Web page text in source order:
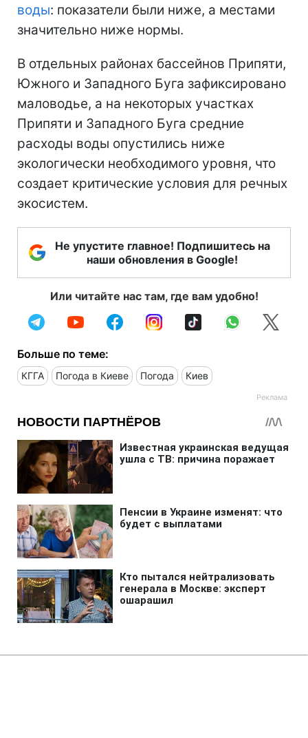
воды: показатели были ниже, а местами
значительно ниже нормы.
В отдельных районах бассейнов Припяти,
Южного и Западного Буга зафиксировано
маловодье, а на некоторых участках
Припяти и Западного Буга средние
расходы воды опустились ниже
экологически необходимого уровня, что
создает критические условия для речных
экосистем.
Не упустите главное! Подпишитесь на
наши обновления в Google!
Или читайте нас там, где вам удобно!
Больше по теме:
КГГА Погода в Киеве Погода Киев